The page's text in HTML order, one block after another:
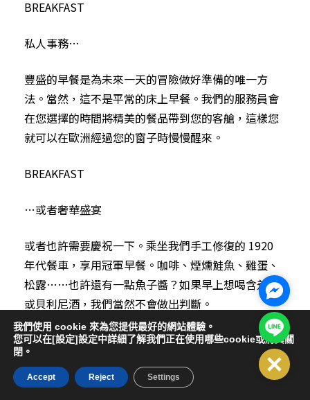
BREAKFAST
私人事務…
豐盛的早餐是為未來一天的冒險做好準備的唯一方
法。當然，這不是平常的床上早餐。我們的服務員會
在您選擇的時間將精美的餐品帶到您的客艙，這樣您
就可以在歐洲經過您的窗子時慢慢醒來。
BREAKFAST
…或者奢華盛宴
或者也許需要慶祝一下。乘坐我們手工修復的 1920
年代餐車，享用冠軍早餐。咖啡、煙燻鮭魚、雞蛋、
松露……也許還有一點魚子醬？如果早上想喝含羞草
或貝利尼酒，我們當然不會做出判斷。
「我想創造與火車相得益彰的美麗時刻，火車才是真
我們使用 cookie 來為您提供最好的網站體驗。
您可以在[設定]設定中詳細了解我們正在使用哪些cookie或將其關
閉。
Accept Reject Settings
Line@
Close